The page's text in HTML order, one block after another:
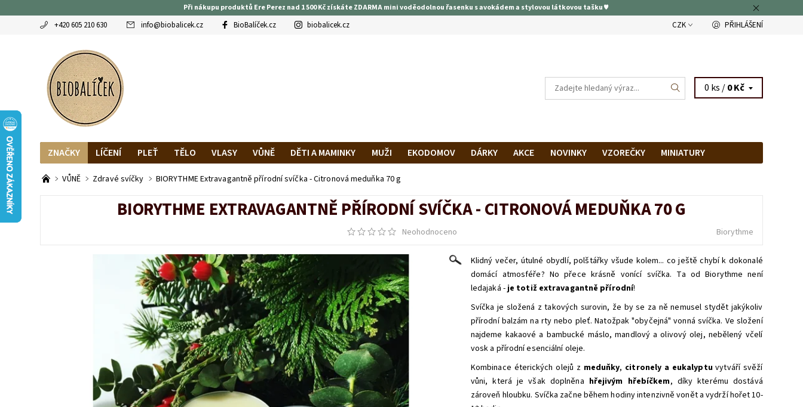
Při nákupu produktů Ere Perez nad 1 500 Kč získáte ZDARMA mini voděodolnou řasenku s avokádem a stylovou látkovou tašku ♥
+420 605 210 630 info@biobalicek.cz BioBalíček.cz biobalicek.cz CZK PŘIHLÁŠENÍ
0 ks /0 Kč
ZNAČKY LÍČENÍ PLEŤ TĚLO VLASY VŮNĚ DĚTI A MAMINKY MUŽI EKODOMOV DÁRKY AKCE NOVINKY VZOREČKY
MINIATURY
OBLÍBENCI
MAGAZÍN RECENZE BLOGEREK DOPRAVA A PLATBA HODNOCENÍ OBCHODU
VŮNĚ Zdravé svíčky BIORYTHME Extravagantně přírodní svíčka - Citronová meduňka 70 g
BIORYTHME EXTRAVAGANTNĚ PŘÍRODNÍ SVÍČKA - CITRONOVÁ MEDUŇKA 70 G
Neohodnoceno Biorythme
Klidný večer, útulné obydlí, polštářky všude kolem... co ještě chybí k dokonalé
domácí atmosféře? No přece krásně vonící svíčka. Ta od Biorythme není
ledajaká - je totiž extravagantně přírodní!
Svíčka je složená z takových surovin, že by se za ně nemusel stydět jakýkoliv
přírodní balzám na rty nebo pleť. Natožpak "obyčejná" vonná svíčka. Ve složení
najdeme kakaové a bambucké máslo, mandlový a olivový olej, nebělený včelí
vosk a přírodní esenciální oleje.
Kombinace éterických olejů z meduňky, citronely a eukalyptuvytváří svěží
vůni, která je však doplněna hřejivým hřebíčkem, díky kterému dostává
zároveň hloubku. Svíčka začne během hodiny intenzivně vonět a vydrží hořet 10-